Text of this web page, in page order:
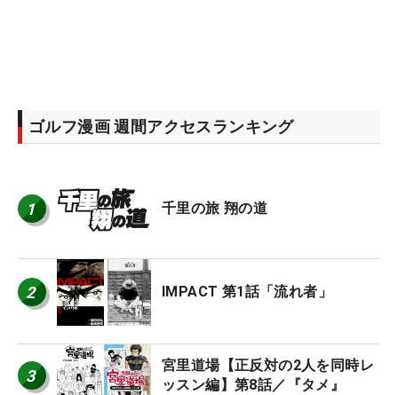
ゴルフ漫画 週間アクセスランキング
1 千里の旅 翔の道
2 IMPACT 第1話「流れ者」
3
宮里道場【正反対の2人を同時レ
ッスン編】第8話／『タメ』